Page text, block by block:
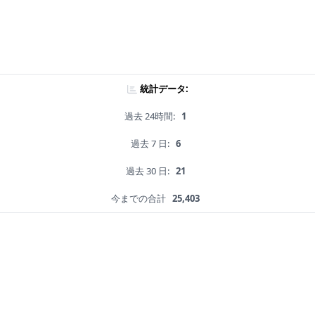
統計データ:
過去 24時間: 1
過去 7 日: 6
過去 30 日: 21
今までの合計 25,403